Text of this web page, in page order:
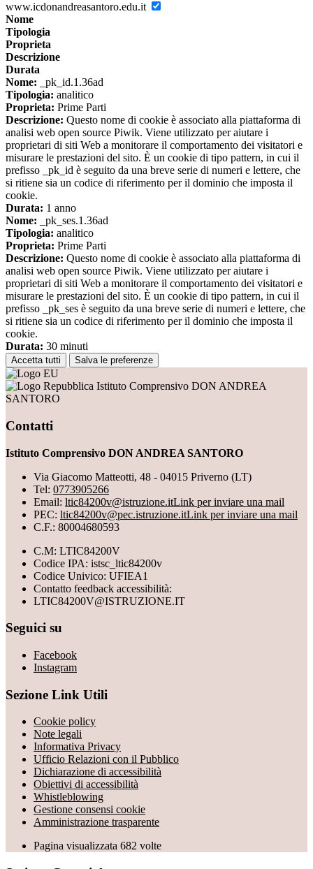
www.icdonandreasantoro.edu.it
Nome
Tipologia
Proprieta
Descrizione
Durata
Nome: _pk_id.1.36ad
Tipologia: analitico
Proprieta: Prime Parti
Descrizione: Questo nome di cookie è associato alla piattaforma di
analisi web open source Piwik. Viene utilizzato per aiutare i
proprietari di siti Web a monitorare il comportamento dei visitatori e
misurare le prestazioni del sito. È un cookie di tipo pattern, in cui il
prefisso _pk_id è seguito da una breve serie di numeri e lettere, che
si ritiene sia un codice di riferimento per il dominio che imposta il
cookie.
Durata: 1 anno
Nome: _pk_ses.1.36ad
Tipologia: analitico
Proprieta: Prime Parti
Descrizione: Questo nome di cookie è associato alla piattaforma di
analisi web open source Piwik. Viene utilizzato per aiutare i
proprietari di siti Web a monitorare il comportamento dei visitatori e
misurare le prestazioni del sito. È un cookie di tipo pattern, in cui il
prefisso _pk_ses è seguito da una breve serie di numeri e lettere, che
si ritiene sia un codice di riferimento per il dominio che imposta il
cookie.
Durata: 30 minuti
Accetta tutti Salva le preferenze
Istituto Comprensivo DON ANDREA
SANTORO
Contatti
Istituto Comprensivo DON ANDREA SANTORO
Via Giacomo Matteotti, 48 - 04015 Priverno (LT)
Tel: 0773905266
Email: ltic84200v@istruzione.itLink per inviare una mail
PEC: ltic84200v@pec.istruzione.itLink per inviare una mail
C.F.: 80004680593
C.M: LTIC84200V
Codice IPA: istsc_ltic84200v
Codice Univico: UFIEA1
Contatto feedback accessibilità:
LTIC84200V@ISTRUZIONE.IT
Seguici su
Facebook
Instagram
Sezione Link Utili
Cookie policy
Note legali
Informativa Privacy
Ufficio Relazioni con il Pubblico
Dichiarazione di accessibilità
Obiettivi di accessibilità
Whistleblowing
Gestione consensi cookie
Amministrazione trasparente
Pagina visualizzata 682 volte